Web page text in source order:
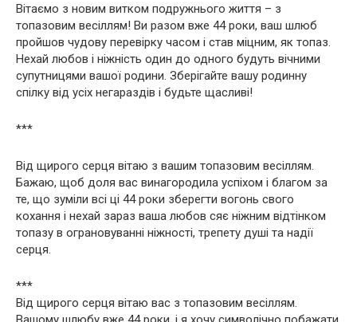
Вітаємо з новим витком подружнього життя – з
топазовим весіллям! Ви разом вже 44 роки, ваш шлюб
пройшов чудову перевірку часом і став міцним, як топаз.
Нехай любов і ніжність один до одного будуть вічними
супутницями вашої родини. Зберігайте вашу родинну
спілку від усіх негараздів і будьте щасливі!
***
Від щирого серця вітаю з вашим топазовим весіллям.
Бажаю, щоб доля вас винагородила успіхом і благом за
те, що зуміли всі ці 44 роки зберегти вогонь свого
кохання і нехай зараз ваша любов сяє ніжним відтінком
топазу в ограновуванні ніжності, трепету душі та надії
серця.
***
Від щирого серця вітаю вас з топазовим весіллям.